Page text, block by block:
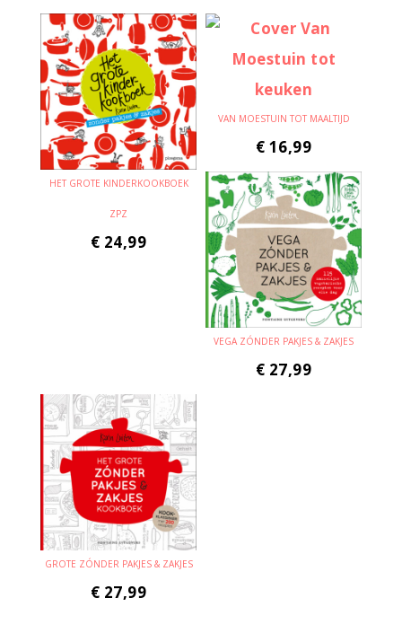
HET GROTE KINDERKOOKBOEK
ZPZ
€ 24,99
VAN MOESTUIN TOT MAALTIJD
€ 16,99
VEGA ZÓNDER PAKJES & ZAKJES
€ 27,99
GROTE ZÓNDER PAKJES & ZAKJES
€ 27,99